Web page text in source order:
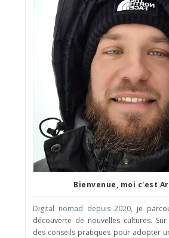
Bienvenue, moi c'est
Digital nomad depuis 2020, je
découverte de nouvelles cultures.
des conseils pratiques pour adopter